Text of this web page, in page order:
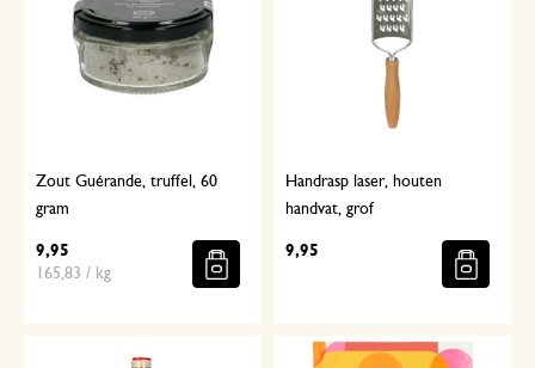
Zout Guérande, truffel, 60
gram
9,95
165,83 / kg
Handrasp laser, houten
handvat, grof
9,95